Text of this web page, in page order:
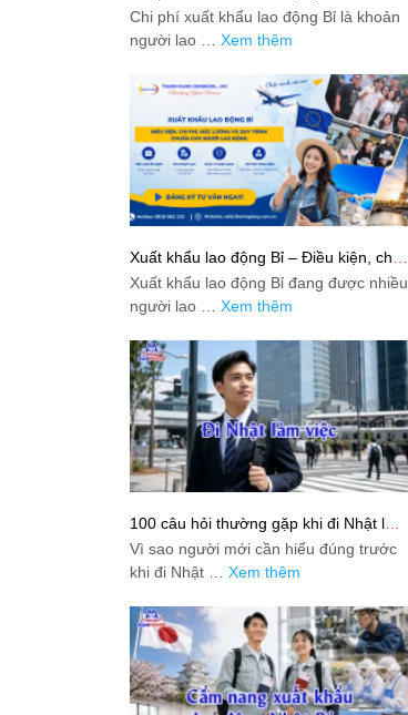
bao nhiêu tiền để đi?
Chi phí xuất khẩu lao động Bỉ là khoản
người lao … Xem thêm
Xuất khẩu lao động Bỉ – Điều kiện, chi
phí, mức lương và quy trình chuẩn cho
người lao động
Xuất khẩu lao động Bỉ đang được nhiều
người lao … Xem thêm
100 câu hỏi thường gặp khi đi Nhật làm
việc: Giải đáp thật dễ hiểu cho người
mới bắt đầu
Vì sao người mới cần hiểu đúng trước
khi đi Nhật … Xem thêm